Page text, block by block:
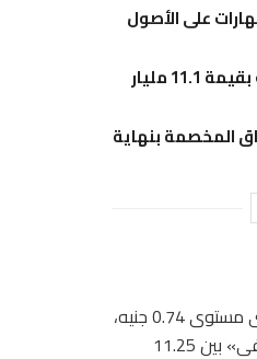
على الأصول
المصريون قسطوا مشتريات بقيمة 11.1 مليار
المخصمة بنهاية
وتوقع الأعصر قيادة أسهم كل من «جى بى أوتو» بمستهدف 6.6 جنيه، و«أوراسكوم للإعلام» حتى مستوى 0.74 جنيه،
بينما توقع مستهدف 8.4 جنيه لسهم «الحديد والصلب المصرية»، وحدد تحرك لسهم «طلعت مصطفى» بين 11.25